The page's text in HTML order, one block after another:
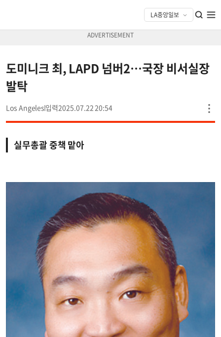
도미니크 최, LAPD 넘버2…국장 비서실장
발탁
Los Angeles 2025.07.22 20:54
실무총괄 중책 맡아